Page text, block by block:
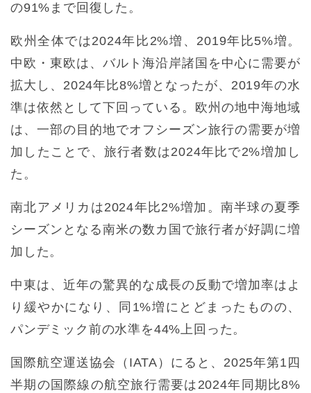
の91%まで回復した。
欧州全体では2024年比2%増、2019年比5%増。
中欧・東欧は、バルト海沿岸諸国を中心に需要が
拡大し、2024年比8%増となったが、2019年の水
準は依然として下回っている。欧州の地中海地域
は、一部の目的地でオフシーズン旅行の需要が増
加したことで、旅行者数は2024年比で2%増加し
た。
南北アメリカは2024年比2%増加。南半球の夏季
シーズンとなる南米の数カ国で旅行者が好調に増
加した。
中東は、近年の驚異的な成長の反動で増加率はよ
り緩やかになり、同1%増にとどまったものの、
パンデミック前の水準を44%上回った。
国際航空運送協会（IATA）にると、2025年第1四
半期の国際線の航空旅行需要は2024年同期比8%